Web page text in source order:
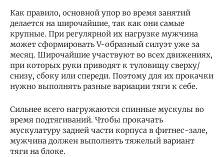
Как правило, основной упор во время занятий
делается на широчайшие, так как они самые
крупные. При регулярной их нагрузке мужчина
может сформировать V-образный силуэт уже за
месяц. Широчайшие участвуют во всех движениях,
при которых руки приводят к туловищу сверху/
снизу, сбоку или спереди. Поэтому для их прокачки
нужно выполнять разные вариации тяги к себе.
Сильнее всего нагружаются спинные мускулы во
время подтягиваний. Чтобы прокачать
мускулатуру задней части корпуса в фитнес-зале,
мужчина должен выполнять тяжелый вариант
тяги на блоке.